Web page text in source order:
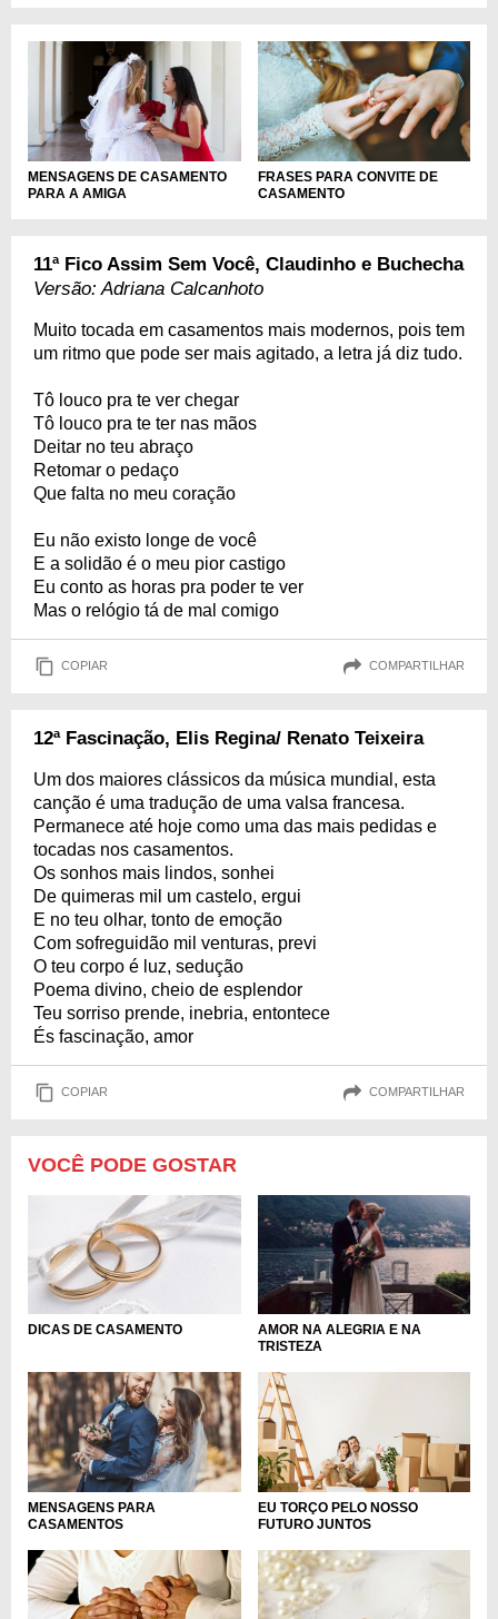
MENSAGENS DE CASAMENTO
PARA A AMIGA
FRASES PARA CONVITE DE
CASAMENTO
11ª Fico Assim Sem Você, Claudinho e Buchecha
Versão: Adriana Calcanhoto
Muito tocada em casamentos mais modernos, pois tem
um ritmo que pode ser mais agitado, a letra já diz tudo.
Tô louco pra te ver chegar
Tô louco pra te ter nas mãos
Deitar no teu abraço
Retomar o pedaço
Que falta no meu coração
Eu não existo longe de você
E a solidão é o meu pior castigo
Eu conto as horas pra poder te ver
Mas o relógio tá de mal comigo
COPIAR COMPARTILHAR
12ª Fascinação, Elis Regina/ Renato Teixeira
Um dos maiores clássicos da música mundial, esta
canção é uma tradução de uma valsa francesa.
Permanece até hoje como uma das mais pedidas e
tocadas nos casamentos.
Os sonhos mais lindos, sonhei
De quimeras mil um castelo, ergui
E no teu olhar, tonto de emoção
Com sofreguidão mil venturas, previ
O teu corpo é luz, sedução
Poema divino, cheio de esplendor
Teu sorriso prende, inebria, entontece
És fascinação, amor
COPIAR COMPARTILHAR
VOCÊ PODE GOSTAR
DICAS DE CASAMENTO
AMOR NA ALEGRIA E NA
TRISTEZA
MENSAGENS PARA
CASAMENTOS
EU TORÇO PELO NOSSO
FUTURO JUNTOS